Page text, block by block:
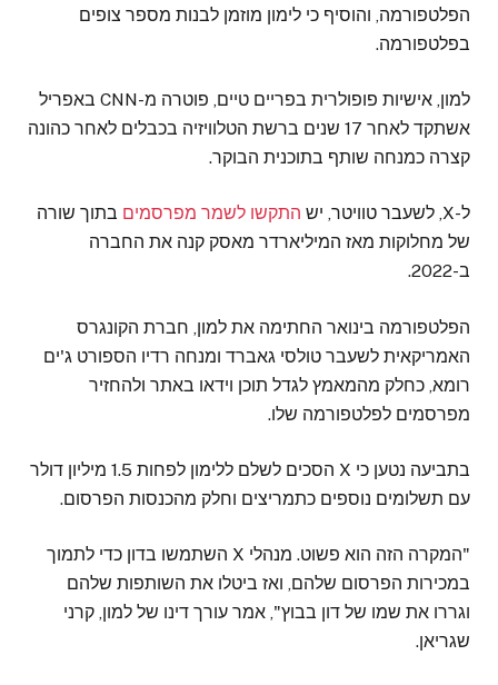
הפלטפורמה, והוסיף כי לימון מוזמן לבנות מספר צופים
בפלטפורמה.
למון, אישיות פופולרית בפריים טיים, פוטרה מ-CNN באפריל
אשתקד לאחר 17 שנים ברשת הטלוויזיה בכבלים לאחר כהונה
קצרה כמנחה שותף בתוכנית הבוקר.
ל-X, לשעבר טוויטר, יש התקשו לשמר מפרסמים בתוך שורה
של מחלוקות מאז המיליארדר מאסק קנה את החברה
ב-2022.
הפלטפורמה בינואר החתימה את למון, חברת הקונגרס
האמריקאית לשעבר טולסי גאברד ומנחה רדיו הספורט ג'ים
רומא, כחלק מהמאמץ לגדל תוכן וידאו באתר ולהחזיר
מפרסמים לפלטפורמה שלו.
בתביעה נטען כי X הסכים לשלם ללימון לפחות 1.5 מיליון דולר
עם תשלומים נוספים כתמריצים וחלק מהכנסות הפרסום.
"המקרה הזה הוא פשוט. מנהלי X השתמשו בדון כדי לתמוך
במכירות הפרסום שלהם, ואז ביטלו את השותפות שלהם
וגררו את שמו של דון בבוץ", אמר עורך דינו של למון, קרני
שגריאן.